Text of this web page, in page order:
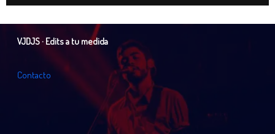
VJDJS · Edits a tu medida
Contacto